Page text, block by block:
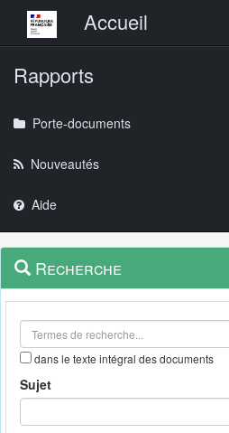
Menu principalAccueil
Rapports
Porte-documents
Nouveautés
Aide
Navigation
outils
Menu
contextuel
Recherche
dans le texte intégral des documents
Sujet